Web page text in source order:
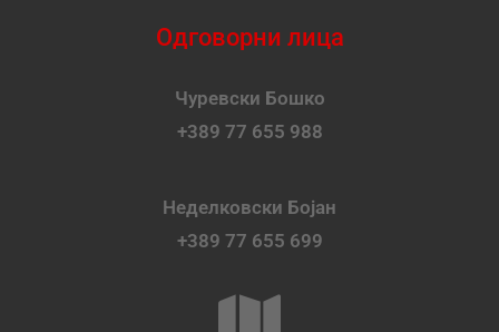
Одговорни лица
Чуревски Бошко
+389 77 655 988
Неделковски Бојан
+389 77 655 699